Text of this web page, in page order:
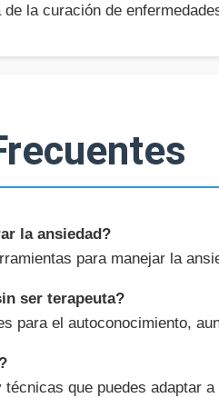
de la curación de
la ansiedad?
para manejar la
ser terapeuta?
para el autoconocimiento,
que puedes adaptar